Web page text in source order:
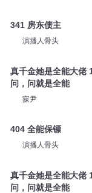
341 房东债主
演播人骨头
真千金她是全能大佬
问，问就是全能
寐尹
404 全能保镖
演播人骨头
真千金她是全能大佬
问，问就是全能